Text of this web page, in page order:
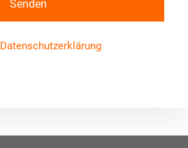
Datenschutzerklärung